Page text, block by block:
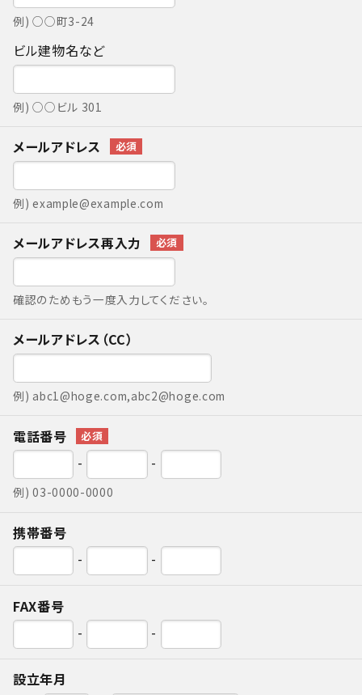
例) ○○町3-24
ビル建物名など
例) ○○ビル 301
メールアドレス
例) example@example.com
メールアドレス再入力
確認のためもう一度入力してください。
メールアドレス（CC）
例) abc1@hoge.com,abc2@hoge.com
電話番号
-
-
例) 03-0000-0000
携帯番号
-
-
FAX番号
-
-
設立年月